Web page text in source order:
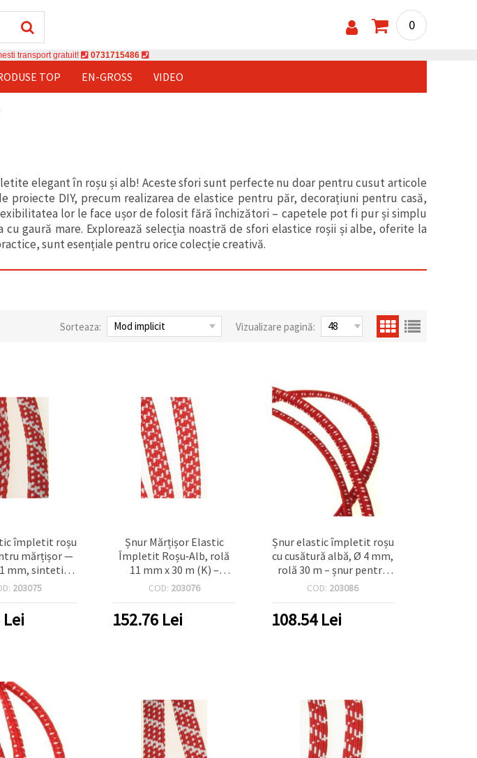
0
transport gratuit! 0731715486
TOP EN-GROSS VIDEO
elegant în roșu și alb! Aceste sfori sunt perfecte nu doar pentru cusut articole
DIY, precum realizarea de elastice pentru păr, decorațiuni pentru casă,
lor le face ușor de folosit fără închizători – capetele pot fi pur și simplu
gaură mare. Explorează selecția noastră de sfori elastice roșii și albe, oferite la
sunt esențiale pentru orice colecție creativă.
Sorteaza: Vizualizare pagină:
împletit roșu
mărțișor —
mm, sintetic,
m, elastic
DIY
203075
Lei
Șnur Mărțișor Elastic
Împletit Roșu‑Alb, rolă
11 mm x 30 m (K) –
pentru DIY, brățări și
COD: 203076
152.76 Lei
Șnur elastic împletit roșu
cu cusătură albă, Ø 4 mm,
rolă 30 m – șnur pentru
brățări mărțișor, proiecte
COD: 203086
108.54Lei